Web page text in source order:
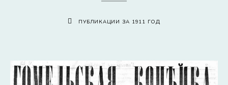
ПУБЛИКАЦИИ ЗА 1911 ГОД